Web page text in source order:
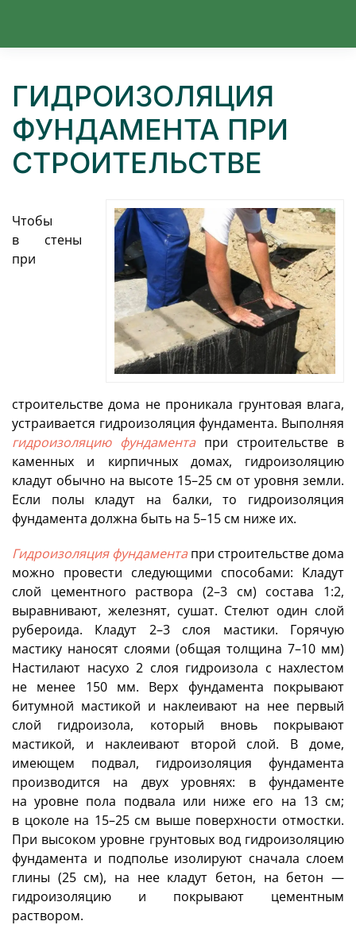
Перейти к содержимому
ГИДРОИЗОЛЯЦИЯ
ФУНДАМЕНТА ПРИ
СТРОИТЕЛЬСТВЕ
Чтобы
в стены
при
строительстве дома не проникала грунтовая влага,
устраивается гидроизоляция фундамента. Выполняя
гидроизоляцию фундамента при строительстве в
каменных и кирпичных домах, гидроизоляцию
кладут обычно на высоте 15–25 см от уровня земли.
Если полы кладут на балки, то гидроизоляция
фундамента должна быть на 5–15 см ниже их.
Гидроизоляция фундамента при строительстве дома
можно провести следующими способами: Кладут
слой цементного раствора (2–3 см) состава 1:2,
выравнивают, железнят, сушат. Стелют один слой
рубероида. Кладут 2–3 слоя мастики. Горячую
мастику наносят слоями (общая толщина 7–10 мм)
Настилают насухо 2 слоя гидроизола с нахлестом
не менее 150 мм. Верх фундамента покрывают
битумной мастикой и наклеивают на нее первый
слой гидроизола, который вновь покрывают
мастикой, и наклеивают второй слой. В доме,
имеющем подвал, гидроизоляция фундамента
производится на двух уровнях: в фундаменте
на уровне пола подвала или ниже его на 13 см;
в цоколе на 15–25 см выше поверхности отмостки.
При высоком уровне грунтовых вод гидроизоляцию
фундамента и подполье изолируют сначала слоем
глины (25 см), на нее кладут бетон, на бетон —
гидроизоляцию и покрывают цементным
раствором.